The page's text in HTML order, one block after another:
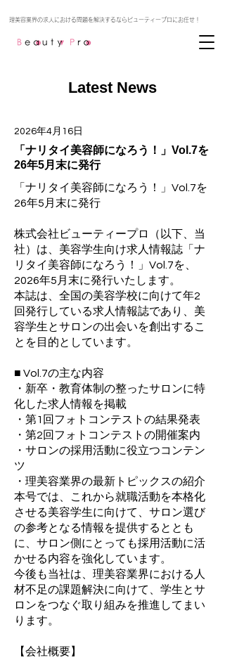
Latest News
2026年4月16日
「ナリタイ美容師になろう！」Vol.7を
26年5月末に発行
「ナリタイ美容師になろう！」Vol.7を
26年5月末に発行
株式会社ビューティープロ（以下、当
社）は、美容学生向け求人情報誌「ナ
リタイ美容師になろう！」Vol.7を、
2026年5月末に発行いたします。
本誌は、全国の美容学校に向けて年2
回発行している求人情報誌であり、美
容学生とサロンの出会いを創出するこ
とを目的としています。
■ Vol.7の主な内容
・新卒・教育体制の整ったサロンに特
化した求人情報を掲載
・第1回フォトコンテストの結果発表
・第2回フォトコンテストの開催案内
・サロンの採用活動に役立つコンテン
ツ
・理美容業界の最新トピックスの紹介
本号では、これから就職活動を本格化
させる美容学生に向けて、サロン選び
の参考となる情報を提供するととも
に、サロン側にとっても採用活動に活
かせる内容を強化しています。
今後も当社は、理美容業界における人
材不足の課題解決に向けて、学生とサ
ロンをつなぐ取り組みを推進してまい
ります。
【会社概要】